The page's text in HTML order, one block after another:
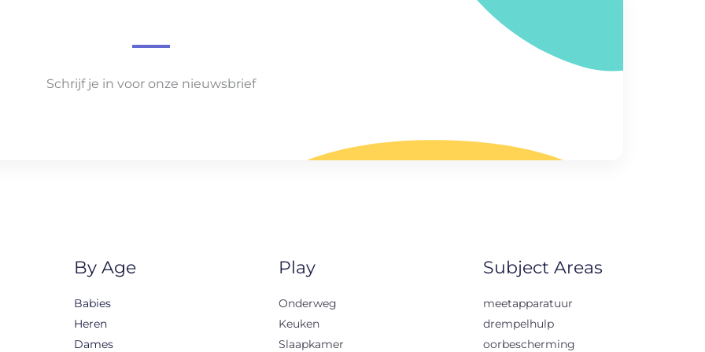
Schrijf je in voor onze nieuwsbrief
By Age
Babies
Heren
Dames
Play
Onderweg
Keuken
Slaapkamer
Subject Areas
meetapparatuur
drempelhulp
oorbescherming